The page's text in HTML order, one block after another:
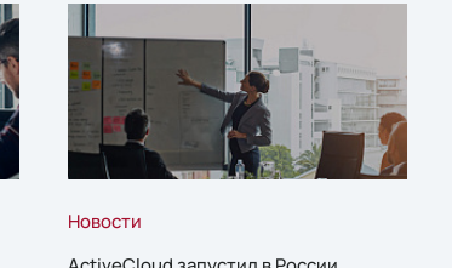
Новости